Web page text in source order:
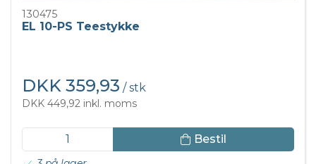
130475
EL 10-PS Teestykke
DKK 359,93 / stk
DKK 449,92 inkl. moms
Bestil